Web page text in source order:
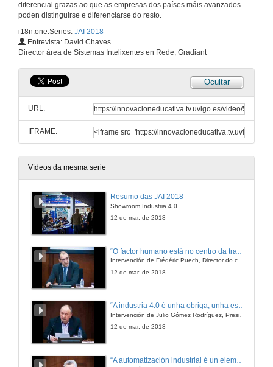
diferencial grazas ao que as empresas dos países máis avanzados
poden distinguirse e diferenciarse do resto.
i18n.one.Series: JAI 2018
Entrevista: David Chaves
Director área de Sistemas Intelixentes en Rede, Gradiant
Ocultar
URL:
IFRAME:
Vídeos da mesma serie
Resumo das JAI 2018
Showroom Industria 4.0
12 de mar. de 2018
Intervención de Frédéric Puech, Director do centro de Vigo e do Polo Industrial Ibérico de Groupe PSA
12 de mar. de 2018
“A industria 4.0 é unha obriga, unha esixencia, un deber e non unha opción”
12 de mar. de 2018